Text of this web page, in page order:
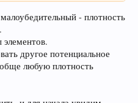
- плотность
другое потенциальное
любую плотность